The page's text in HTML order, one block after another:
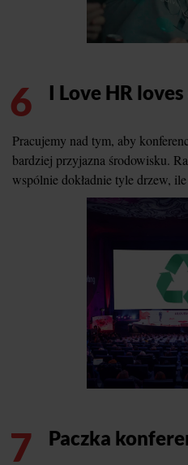
6 I Love HR
Pracujemy nad tym, aby
bardziej przyjazna środowisku.
wspólnie dokładnie tyle drzew,
7 Paczka